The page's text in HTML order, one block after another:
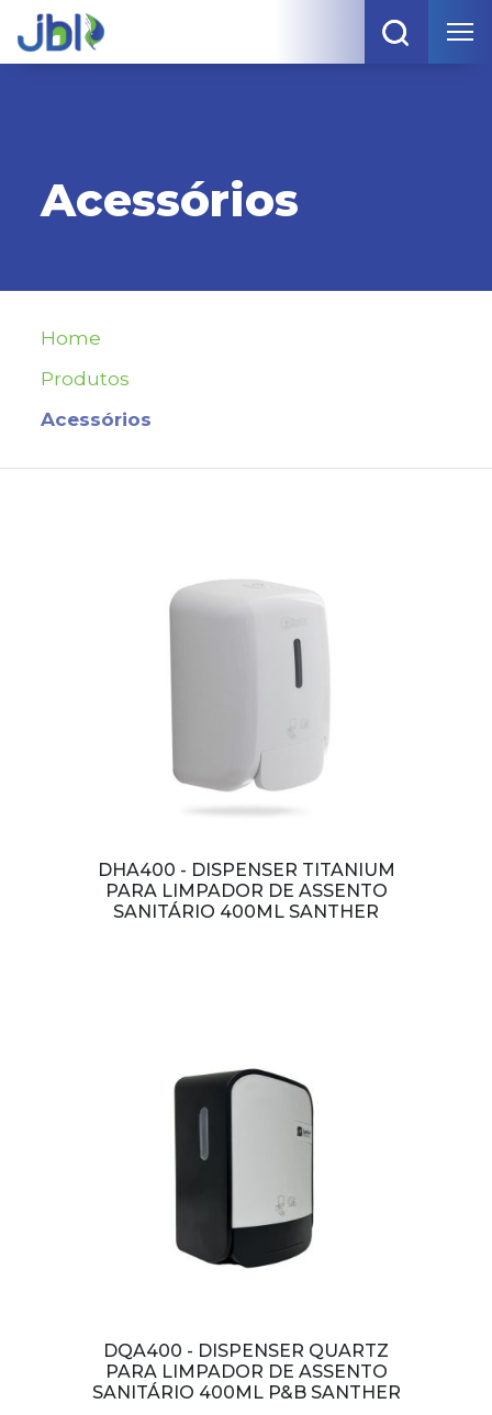
Acessórios
Home
Produtos
Acessórios
DHA400 - DISPENSER TITANIUM
PARA LIMPADOR DE ASSENTO
SANITÁRIO 400ML SANTHER
DQA400 - DISPENSER QUARTZ
PARA LIMPADOR DE ASSENTO
SANITÁRIO 400ML P&B SANTHER